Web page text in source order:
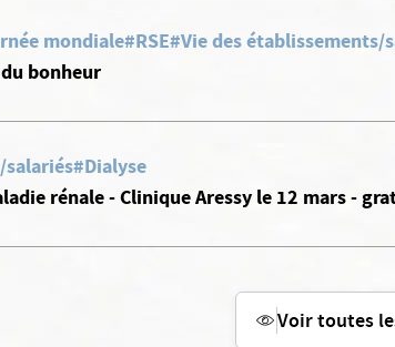
mondiale#RSE#Vie des établissements/
bonheur
salariés#Dialyse
rénale - Clinique Aressy le 12 mars -
Voir toutes